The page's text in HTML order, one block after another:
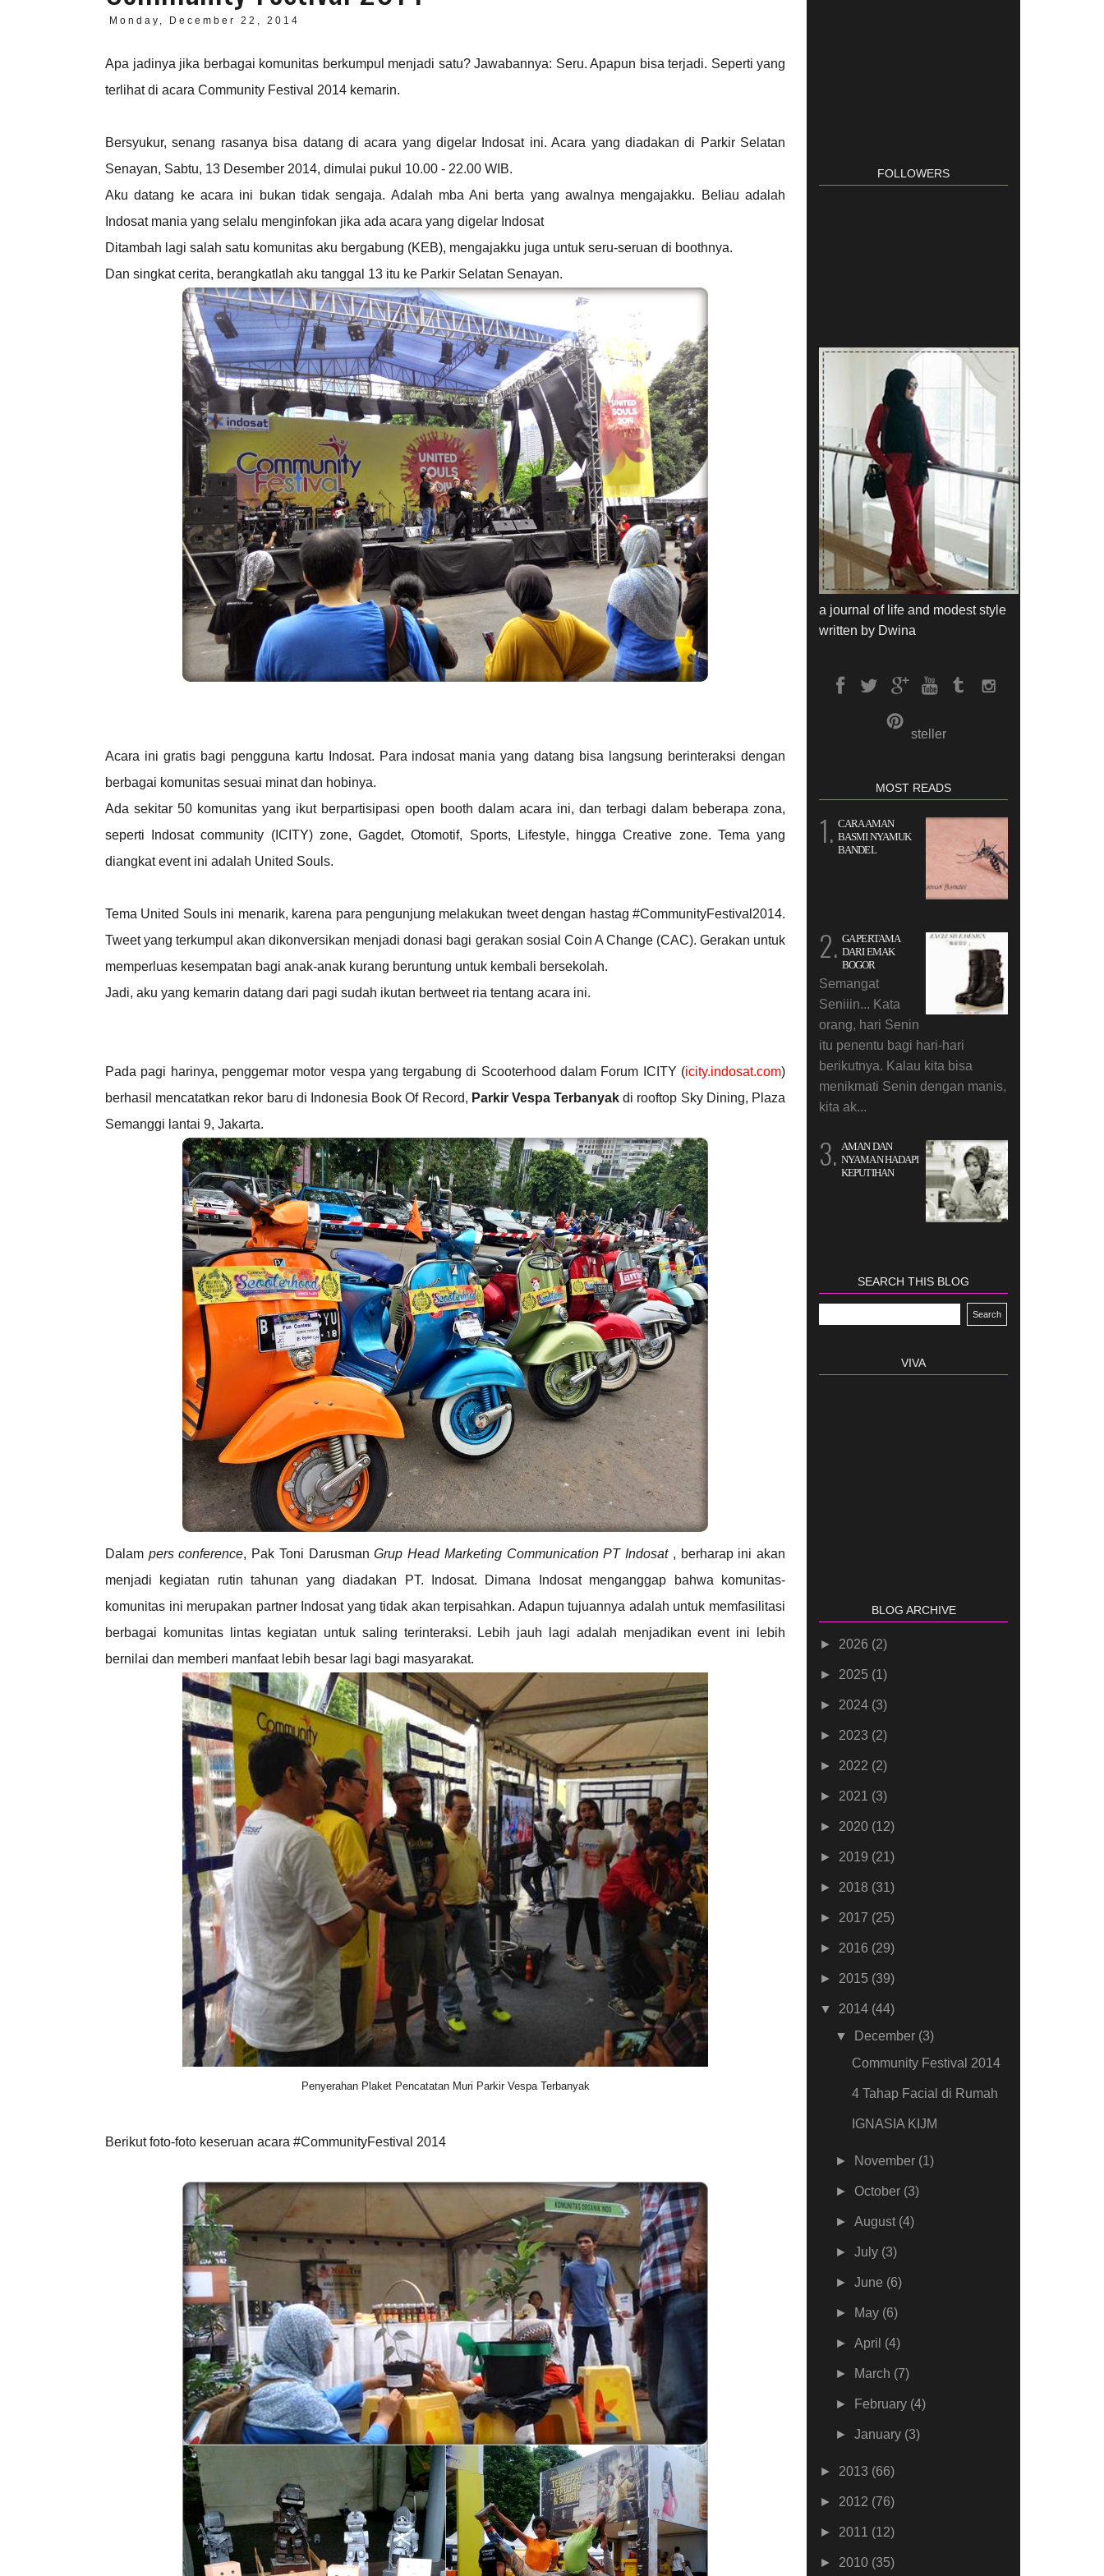
Monday, December 22, 2014
Apa jadinya jika berbagai komunitas berkumpul menjadi satu? Jawabannya: Seru. Apapun bisa terjadi. Seperti yang
terlihat di acara Community Festival 2014 kemarin.
Bersyukur, senang rasanya bisa datang di acara yang digelar Indosat ini. Acara yang diadakan di Parkir Selatan
Senayan, Sabtu, 13 Desember 2014, dimulai pukul 10.00 - 22.00 WIB.
Aku datang ke acara ini bukan tidak sengaja. Adalah mba Ani berta yang awalnya mengajakku. Beliau adalah
Indosat mania yang selalu menginfokan jika ada acara yang digelar Indosat
Ditambah lagi salah satu komunitas aku bergabung (KEB), mengajakku juga untuk seru-seruan di boothnya.
Dan singkat cerita, berangkatlah aku tanggal 13 itu ke Parkir Selatan Senayan.
Acara ini gratis bagi pengguna kartu Indosat. Para indosat mania yang datang bisa langsung berinteraksi dengan
berbagai komunitas sesuai minat dan hobinya.
Ada sekitar 50 komunitas yang ikut berpartisipasi open booth dalam acara ini, dan terbagi dalam beberapa zona,
seperti Indosat community (ICITY) zone, Gagdet, Otomotif, Sports, Lifestyle, hingga Creative zone. Tema yang
diangkat event ini adalah United Souls.
Tema United Souls ini menarik, karena para pengunjung melakukan tweet dengan hastag #CommunityFestival2014.
Tweet yang terkumpul akan dikonversikan menjadi donasi bagi gerakan sosial Coin A Change (CAC). Gerakan untuk
memperluas kesempatan bagi anak-anak kurang beruntung untuk kembali bersekolah.
Jadi, aku yang kemarin datang dari pagi sudah ikutan bertweet ria tentang acara ini.
Pada pagi harinya, penggemar motor vespa yang tergabung di Scooterhood dalam Forum ICITY (icity.indosat.com)
berhasil mencatatkan rekor baru di Indonesia Book Of Record, Parkir Vespa Terbanyak di rooftop Sky Dining, Plaza
Semanggi lantai 9, Jakarta.
Dalam pers conference, Pak Toni DarusmanGrup Head Marketing Communication PTIndosat, berharap ini akan
menjadi kegiatan rutin tahunan yang diadakan PT. Indosat. Dimana Indosat menganggap bahwa komunitas-
komunitas ini merupakan partner Indosat yang tidak akan terpisahkan. Adapun tujuannya adalah untuk memfasilitasi
berbagai komunitas lintas kegiatan untuk saling terinteraksi. Lebih jauh lagi adalah menjadikan event ini lebih
bernilai dan memberi manfaat lebih besar lagi bagi masyarakat.
Penyerahan Plaket Pencatatan Muri Parkir Vespa Terbanyak
Berikut foto-foto keseruan acara #CommunityFestival 2014
FOLLOWERS
a journal of life and modest style
written by Dwina
steller
MOST READS
CARA AMAN
BASMI NYAMUK
BANDEL
GA PERTAMA
DARI EMAK
BOGOR
Semangat
Seniiin... Kata
orang, hari Senin
itu penentu bagi hari-hari
berikutnya. Kalau kita bisa
menikmati Senin dengan manis,
kita ak...
AMAN DAN
NYAMAN HADAPI
KEPUTIHAN
SEARCH THIS BLOG
VIVA
BLOG ARCHIVE
► 2026 (2)
► 2025 (1)
► 2024 (3)
► 2023 (2)
► 2022 (2)
► 2021 (3)
► 2020 (12)
► 2019 (21)
► 2018 (31)
► 2017 (25)
► 2016 (29)
► 2015 (39)
▼ 2014 (44)
▼
December (3)
Community Festival 2014
4 Tahap Facial di Rumah
IGNASIA KIJM
► November (1)
►October (3)
►August (4)
►July (3)
►June (6)
► May (6)
►April (4)
► March (7)
► February (4)
►January (3)
► 2013 (66)
► 2012 (76)
► 2011 (12)
► 2010 (35)